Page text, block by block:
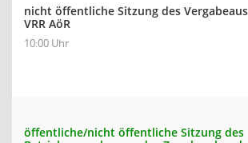
nicht öffentliche Sitzung des
VRR AöR
10:00 Uhr
öffentliche/nicht öffentliche Sitzung des